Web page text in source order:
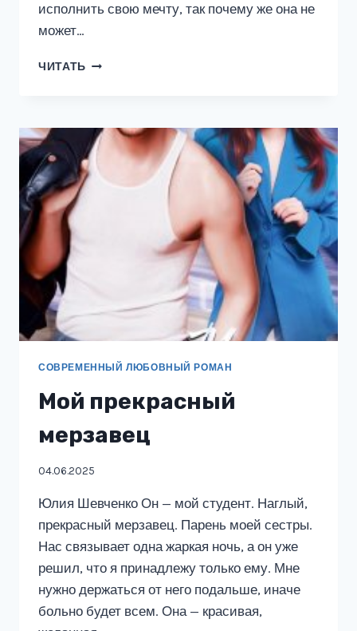
исполнить свою мечту, так почему же она не
может…
ЧИТАТЬ МОЙ
СОВРЕМЕННЫЙ ЛЮБОВНЫЙ РОМАН
Мой прекрасный
мерзавец
04.06.2025
Юлия Шевченко Он — мой студент. Наглый,
прекрасный мерзавец. Парень моей сестры.
Нас связывает одна жаркая ночь, а он уже
решил, что я принадлежу только ему. Мне
нужно держаться от него подальше, иначе
больно будет всем. Она — красивая,